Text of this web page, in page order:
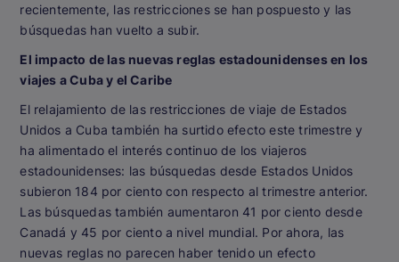
recientemente, las restricciones se han pospuesto y las
búsquedas han vuelto a subir.
El impacto de las nuevas reglas estadounidenses en los
viajes a Cuba y el Caribe
El relajamiento de las restricciones de viaje de Estados
Unidos a Cuba también ha surtido efecto este trimestre y
ha alimentado el interés continuo de los viajeros
estadounidenses: las búsquedas desde Estados Unidos
subieron 184 por ciento con respecto al trimestre anterior.
Las búsquedas también aumentaron 41 por ciento desde
Canadá y 45 por ciento a nivel mundial. Por ahora, las
nuevas reglas no parecen haber tenido un efecto